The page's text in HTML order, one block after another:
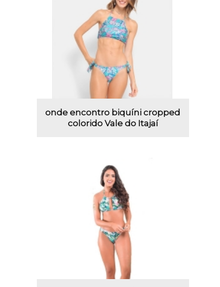
onde encontro biquíni cropped
colorido Vale do Itajaí